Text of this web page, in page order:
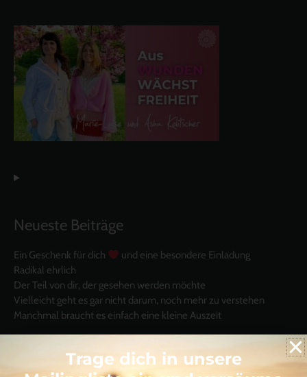
Neueste Beiträge
Ein Geschenk für dich
und eine besondere Einladung
Radikal ehrlich
Der Teil von dir, der gesehen werden möchte
Vielleicht geht es gar nicht darum, noch mehr zu verstehen
Manchmal braucht es einfach eine kleine Auszeit
Trage dich in unsere